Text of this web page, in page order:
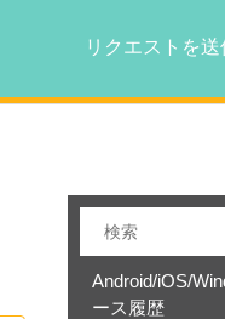
リクエストを送
Android/iOS/
ース履歴